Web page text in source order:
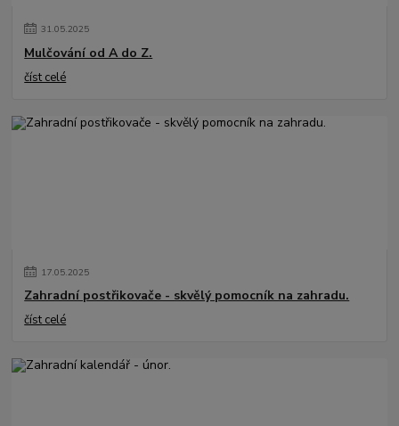
31.05.2025
Mulčování od A do Z.
číst celé
17.05.2025
Zahradní postřikovače - skvělý pomocník na zahradu.
číst celé